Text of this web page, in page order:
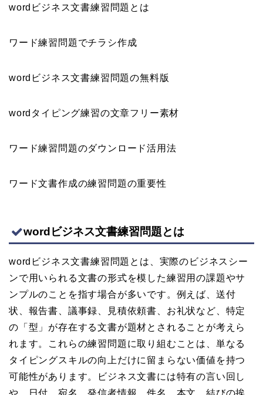
wordビジネス文書練習問題とは
ワード練習問題でチラシ作成
wordビジネス文書練習問題の無料版
wordタイピング練習の文章フリー素材
ワード練習問題のダウンロード活用法
ワード文書作成の練習問題の重要性
wordビジネス文書練習問題とは
wordビジネス文書練習問題とは、実際のビジネスシー
ンで用いられる文書の形式を模した練習用の課題やサ
ンプルのことを指す場合が多いです。例えば、送付
状、報告書、議事録、見積依頼書、お礼状など、特定
の「型」が存在する文書が題材とされることが考えら
れます。これらの練習問題に取り組むことは、単なる
タイピングスキルの向上だけに留まらない価値を持つ
可能性があります。ビジネス文書には特有の言い回し